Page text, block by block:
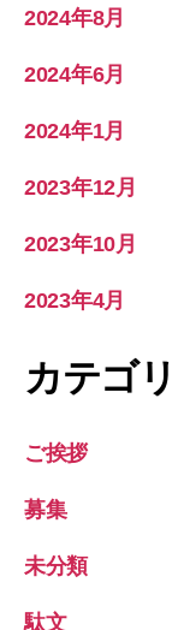
2024年8月
2024年6月
2024年1月
2023年12月
2023年10月
2023年4月
カテゴ
ご挨拶
募集
未分類
駄文